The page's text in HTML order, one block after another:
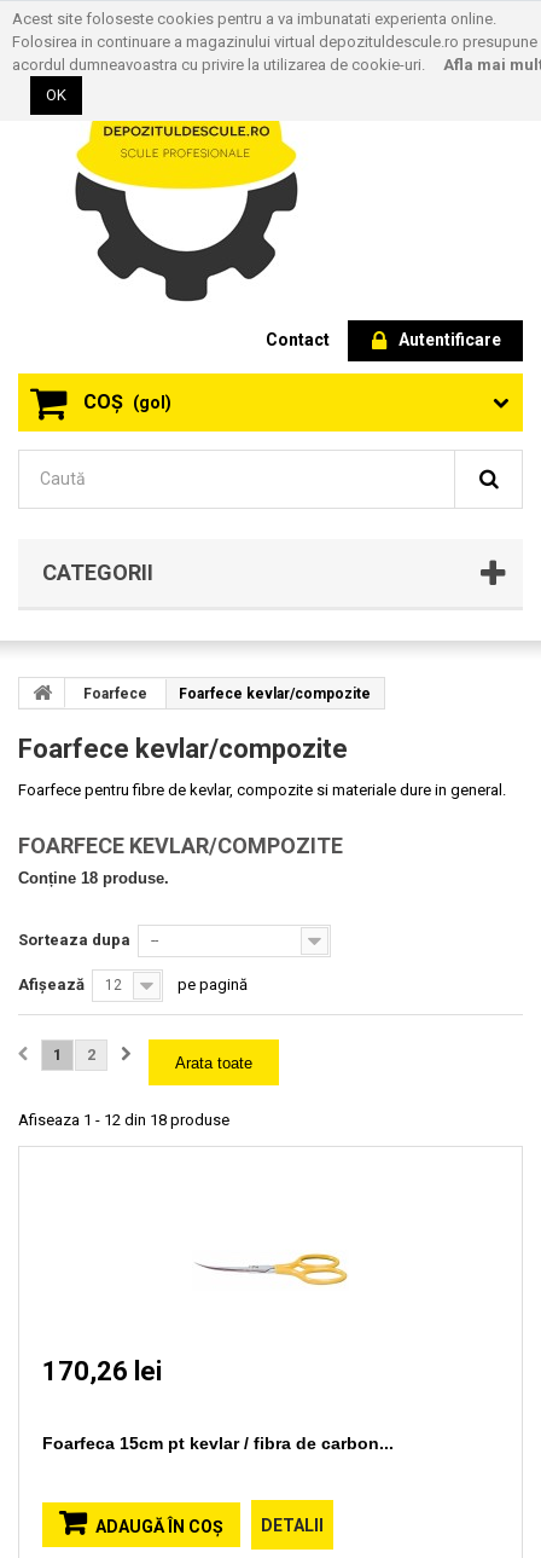
Autentificare
Contact
COŞ (gol)
CATEGORII
Foarfece Foarfece kevlar/compozite
Foarfece kevlar/compozite
Foarfece pentru fibre de kevlar, compozite si materiale dure in general.
FOARFECE KEVLAR/COMPOZITE
Conține 18 produse.
Sorteaza dupa --
Afișează 12 pe pagină
Arata toate
1 2
Afiseaza 1 - 12 din 18 produse
170,26 lei
Foarfeca 15cm pt kevlar / fibra de carbon...
ADAUGĂ ÎN COŞ DETALII
Acest site foloseste cookies pentru a va imbunatati experienta online.
Folosirea in continuare a magazinului virtual depozituldescule.ro presupune
acordul dumneavoastra cu privire la utilizarea de cookie-uri. Afla mai
OK